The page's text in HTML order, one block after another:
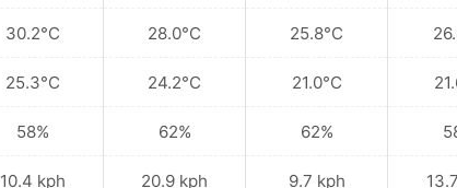
30.2°C
25.3°C
58%
10.4 kph
28.0°C
24.2°C
62%
20.9 kph
25.8°C
21.0°C
62%
9.7 kph